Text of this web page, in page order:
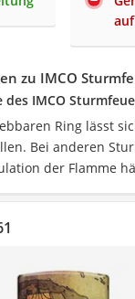
auf
zu IMCO
des IMCO
Ring lässt
Bei anderen
der Flamme